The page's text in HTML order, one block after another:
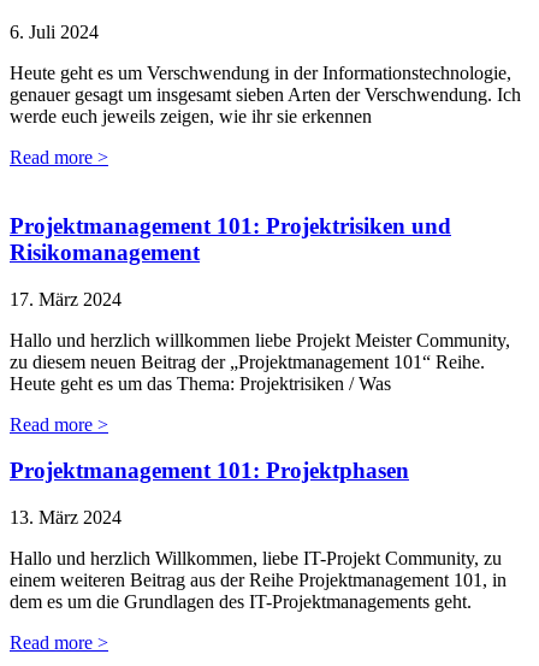
6. Juli 2024
Heute geht es um Verschwendung in der Informationstechnologie,
genauer gesagt um insgesamt sieben Arten der Verschwendung. Ich
werde euch jeweils zeigen, wie ihr sie erkennen
Read more >
Projektmanagement 101: Projektrisiken und
Risikomanagement
17. März 2024
Hallo und herzlich willkommen liebe Projekt Meister Community,
zu diesem neuen Beitrag der „Projektmanagement 101“ Reihe.
Heute geht es um das Thema: Projektrisiken / Was
Read more >
Projektmanagement 101: Projektphasen
13. März 2024
Hallo und herzlich Willkommen, liebe IT-Projekt Community, zu
einem weiteren Beitrag aus der Reihe Projektmanagement 101, in
dem es um die Grundlagen des IT-Projektmanagements geht.
Read more >